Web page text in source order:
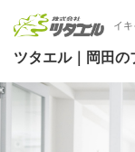
イ
ツタエル｜岡田の